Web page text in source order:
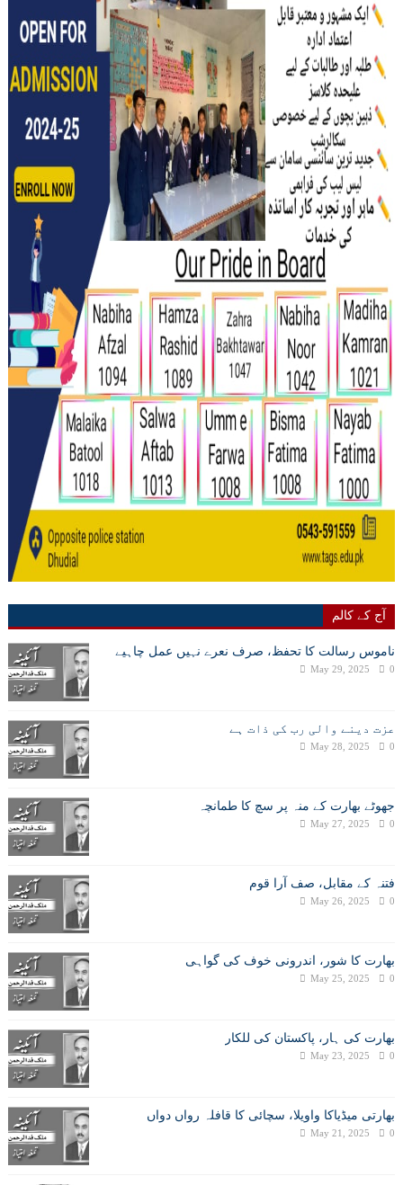
آج کے کالم
ناموس رسالت کا تحفظ، صرف نعرے نہیں عمل چاہیے
May 29, 2025 0
عزت دینے والی رب کی ذات ہے
May 28, 2025 0
جھوٹے بھارت کے منہ پر سچ کا طمانچہ
May 27, 2025 0
فتنہ کے مقابل، صف آرا قوم
May 26, 2025 0
بھارت کا شور، اندرونی خوف کی گواہی
May 25, 2025 0
بھارت کی ہار، پاکستان کی للکار
May 23, 2025 0
بھارتی میڈیاکا واویلا، سچائی کا قافلہ رواں دواں
May 21, 2025 0